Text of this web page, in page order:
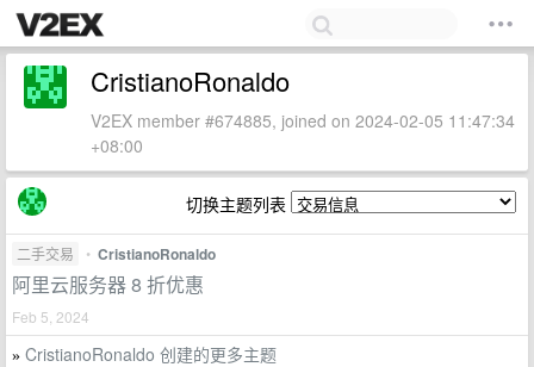
CristianoRonaldo
V2EX member #674885, joined on 2024-02-05 11:47:34
+08:00
切换主题列表
二手交易 • CristianoRonaldo
阿里云服务器 8 折优惠
Feb 5, 2024
» CristianoRonaldo 创建的更多主题